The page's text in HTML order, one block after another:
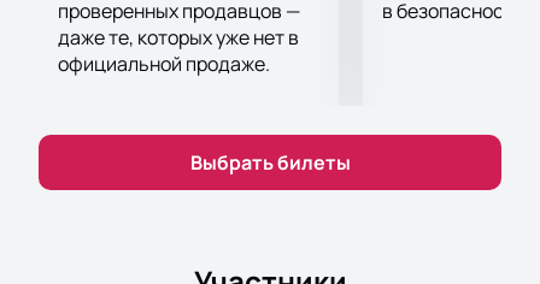
пользуется большой популярностью.
проверенных продавцов —
даже те, которых уже нет в
официальной продаже.
в безопасности.
Выбрать билеты